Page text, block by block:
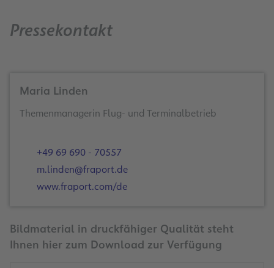
Pressekontakt
Maria Linden
Themenmanagerin Flug- und Terminalbetrieb
+49 69 690 - 70557
m.linden@fraport.de
www.fraport.com/de
Bildmaterial in druckfähiger Qualität steht
Ihnen hier zum Download zur Verfügung